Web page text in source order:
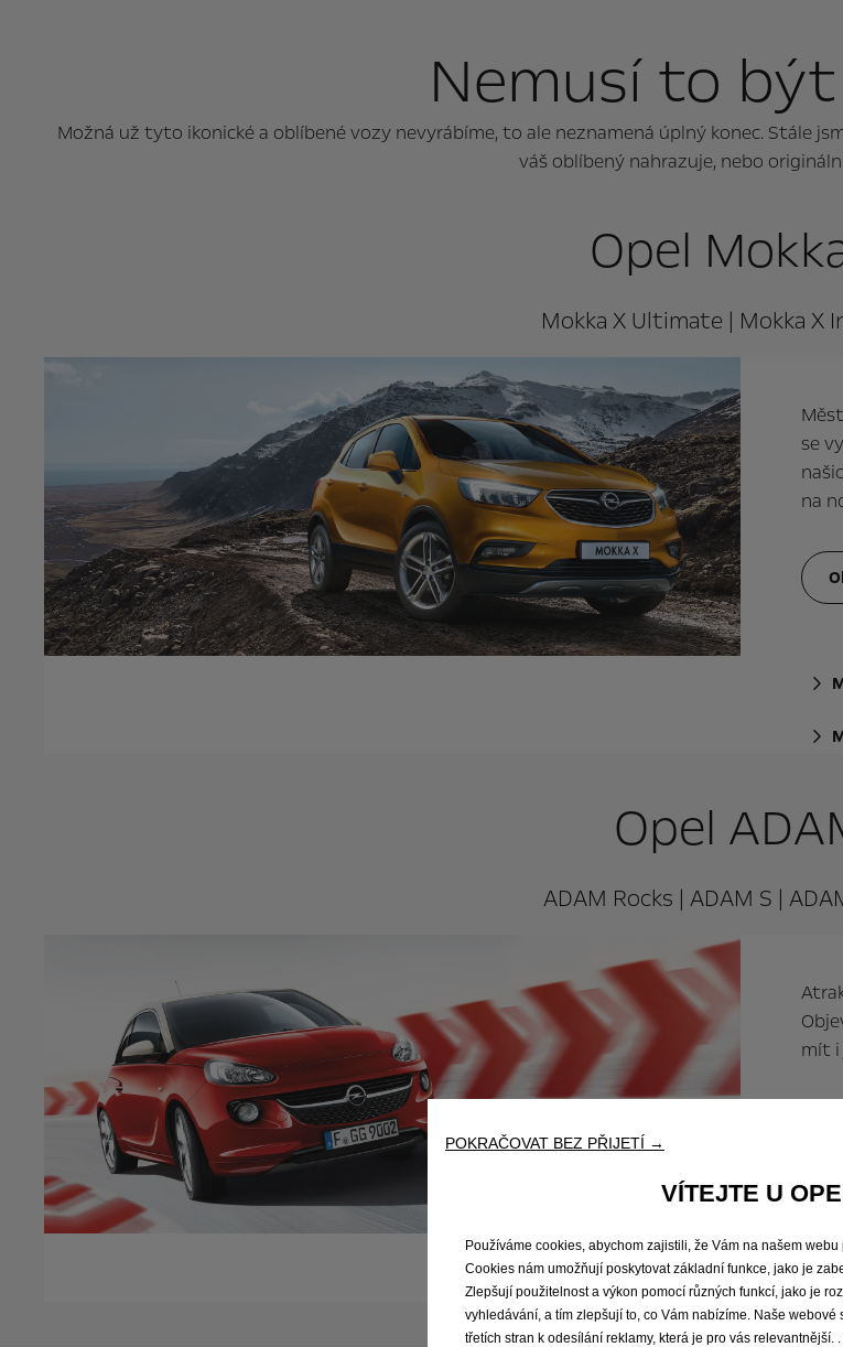
Nemusí to
Možná už tyto ikonické a oblíbené vozy nevyrábíme, to ale neznamená úplný konec. Stále
váš oblíbený nahrazuje, nebo
Opel
Mokka X Ultimate | Mokka X
se
na
Opel
ADAM Rocks | ADAM S |
mít i
POKRAČOVAT BEZ PŘIJETÍ →
VÍTEJTE U
Používáme cookies, abychom zajistili, že Vám na našem
Cookies nám umožňují poskytovat základní funkce, jako je
Zlepšují použitelnost a výkon pomocí různých funkcí, jako je
vyhledávání, a tím zlepšují to, co Vám nabízíme. Naše webové
třetích stran k odesílání reklamy, která je pro vás relevantnější.